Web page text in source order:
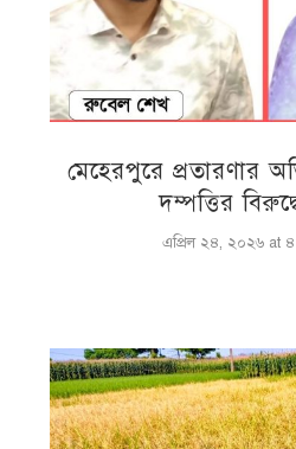
মেহেরপুরে প্রতারণার
দম্পত্তির
এপ্রিল ২৪, ২০২৬ at